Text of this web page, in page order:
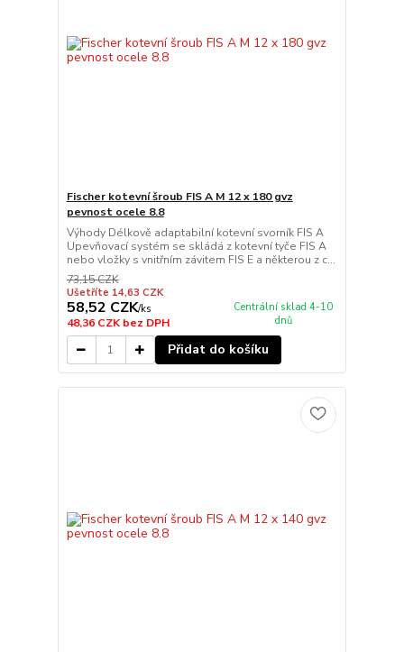
Fischer kotevní šroub FIS A M 12 x 180 gvz
pevnost ocele 8.8
Výhody Délkově adaptabilní kotevní svorník FIS A
Upevňovací systém se skládá z kotevní tyče FIS A
nebo vložky s vnitřním závitem FIS E a některou z c...
73,15 CZK
Ušetříte 14,63 CZK
58,52 CZK/ks
48,36 CZKbez DPH
Centrální sklad 4-10
dnů
Přidat do košíku